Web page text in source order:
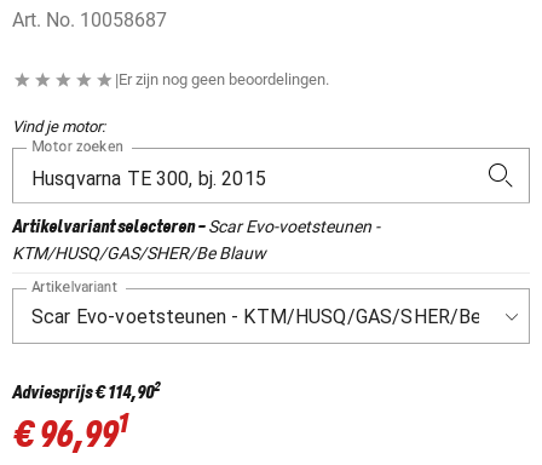
Art. No. 10058687
|Er zijn nog geen beoordelingen.
Vind je motor:
Motor zoeken
Artikelvariant selecteren-Scar Evo-voetsteunen -
KTM/HUSQ/GAS/SHER/Be Blauw
Artikelvariant
Adviesprijs€ 114,902
€ 96,991